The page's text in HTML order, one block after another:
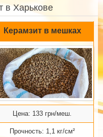
в Харькове
Керамзит в мешках
Цена: 133 грн/меш.
Прочность: 1,1 кг/см²